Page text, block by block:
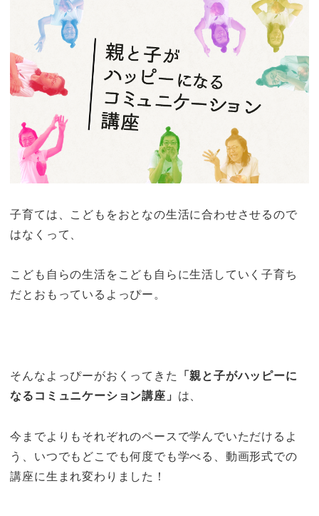
子育ては、こどもをおとなの生活に合わせさせるので
はなくって、
こども自らの生活をこども自らに生活していく子育ち
だとおもっているよっぴー。
そんなよっぴーがおくってきた 「親と子がハッピーに
なるコミュニケーション講座」 は、
今までよりもそれぞれのペースで学んでいただけるよ
う、いつでもどこでも何度でも学べる、動画形式での
講座に生まれ変わりました！